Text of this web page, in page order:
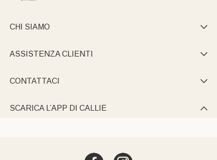
CHI SIAMO 
ASSISTENZA CLIENTI 
CONTATTACI 
SCARICA L’APP DI CALLIE 